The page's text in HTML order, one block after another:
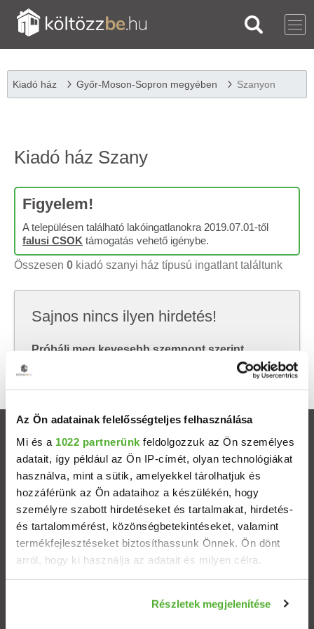
Az Ön adatainak felelősségteljes felhasználása
Mi és a 1022 partnerünk feldolgozzuk az Ön személyes
adatait, így például az Ön IP-címét, olyan technológiákat
használva, mint a sütik, amelyekkel tárolhatjuk és
hozzáférünk az Ön adataihoz a készülékén, hogy
személyre szabott hirdetéseket és tartalmakat, hirdetés-
és tartalommérést, közönségbetekintéseket, valamint
termékfejlesztéseket biztosíthassunk Önnek. Ön dönt
arról, hogy ki használja az adatait és milyen célra.
Információgyűjtés az Ön földrajzi elhelyezkedéséről
Részletek megjelenítése
Kiadó ház Győr-Moson-Sopron megyében Szanyon
Kiadó ház Szany
Figyelem!
A településen található lakóingatlanokra 2019.07.01-től
falusi CSOK támogatás vehető igénybe.
Összesen 0 kiadó szanyi ház típusú ingatlant találtunk
Sajnos nincs ilyen hirdetés!
Próbálj meg kevesebb szempont szerint
keresni, hátha akkor megtalálod, amit keresel.
Ingatlanok
Eladó házak
Eladó lakások
Települések